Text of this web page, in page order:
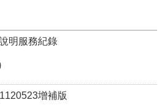
明服務紀錄
增補版